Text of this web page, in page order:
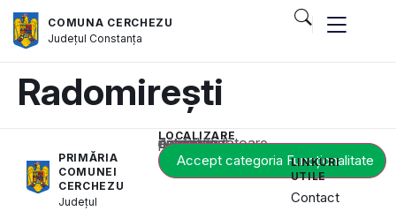
COMUNA CERCHEZU
JudețulConstanța
Radomirești
PRIMĂRIA
COMUNEI
CERCHEZU
Județul
LOCALIZARE
Acest conținut este blocat până când acceptați categoria corespunzătoare de cookie-uri.
Accept categoria Funcționalitate
LINKURI
UTILE
Contact